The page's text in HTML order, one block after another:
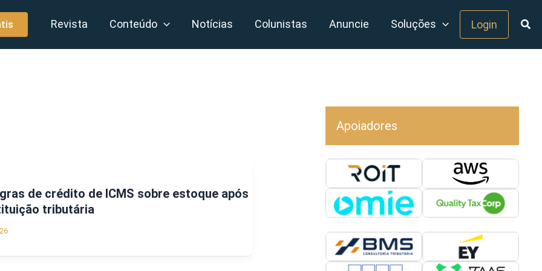
Revista Conteúdo Notícias Colunistas Anuncie Soluções Login
de crédito de ICMS sobre estoque após
tributária
Apoiadores